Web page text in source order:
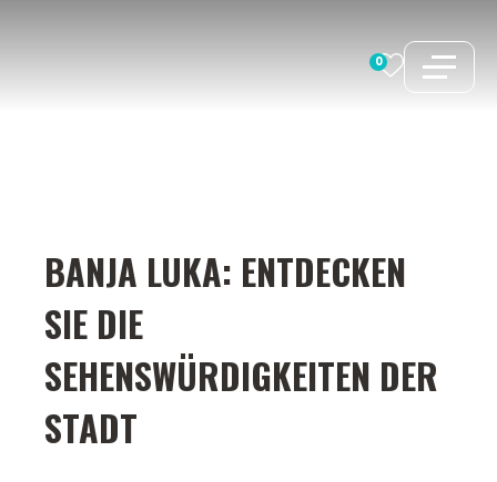
0
BANJA LUKA: ENTDECKEN
SIE DIE
SEHENSWÜRDIGKEITEN DER
STADT